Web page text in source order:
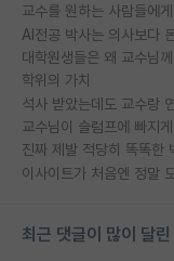
교수를 원하는 사람들에
AI전공 박사는 의사보다
대학원생들은 왜 교수님
학위의 가치
석사 받았는데도 교수랑
교수님이 슬럼프에 빠지
이사이트가 처음엔 정말
최근 댓글이 많이 달린